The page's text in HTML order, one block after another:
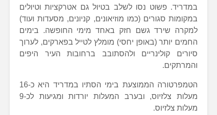
במדריד. פשוט נסו לשלב בטיול גם אטרקציות וטיולים
במקומות סגורים (כמו מוזיאונים, קניונים, מסעדות ועוד)
למקרה שירד גשם חזק באחד מימי החופשה. בימים
החמים יותר (באופן יחסי) מומלץ לטייל בפארקים, לערוך
סיורים קולינריים ולהסתובב ברחובות העיר היפים
והמרתקים.
הטמפרטורה הממוצעת בימי הסתיו במדריד היא כ-16
מעלות צלזיוס, ובערב המעלות יורדות ומגיעות לכ-9
מעלות צלזיוס.